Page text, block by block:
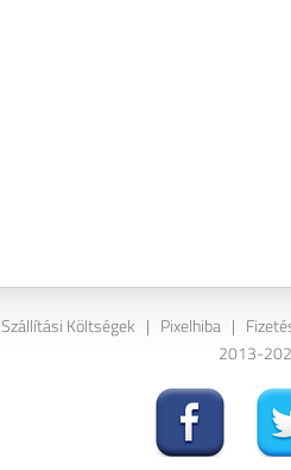
Szállítási Költségek | Pixelhiba |
2013-